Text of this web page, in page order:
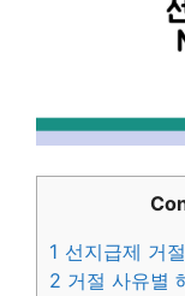
1 선지급제 거
2 거절 사유별